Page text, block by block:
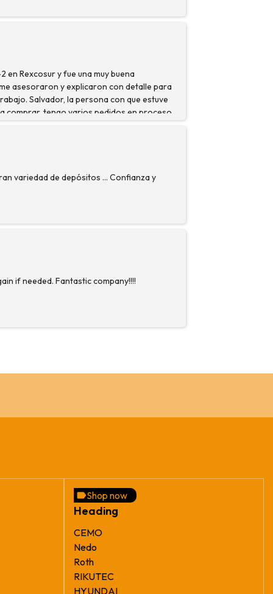
en Rexcosur y fue una muy buena
asesoraron y explicaron con detalle para
Salvador, la persona con que estuve
comprar, tengo varios pedidos en proceso
variedad de depósitos ... Confianza y
if needed. Fantastic company!!!!
Shop now
Heading
CEMO
Nedo
Roth
RIKUTEC
HYUNDAI